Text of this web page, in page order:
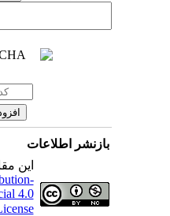
بازنشر اطلاعات
این
4.0
License